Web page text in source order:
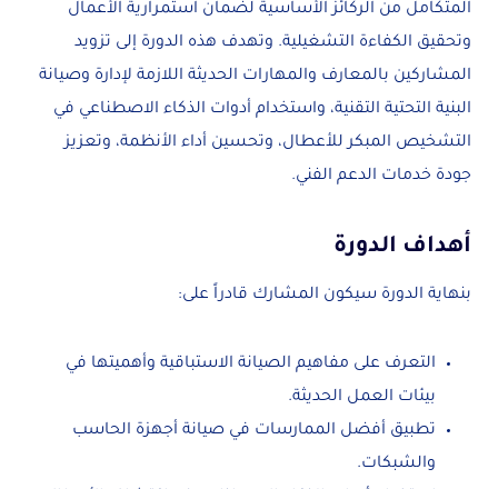
المتكامل من الركائز الأساسية لضمان استمرارية الأعمال
وتحقيق الكفاءة التشغيلية. وتهدف هذه الدورة إلى تزويد
المشاركين بالمعارف والمهارات الحديثة اللازمة لإدارة وصيانة
البنية التحتية التقنية، واستخدام أدوات الذكاء الاصطناعي في
التشخيص المبكر للأعطال، وتحسين أداء الأنظمة، وتعزيز
جودة خدمات الدعم الفني.
أهداف الدورة
بنهاية الدورة سيكون المشارك قادراً على:
التعرف على مفاهيم الصيانة الاستباقية وأهميتها في
بيئات العمل الحديثة.
تطبيق أفضل الممارسات في صيانة أجهزة الحاسب
والشبكات.